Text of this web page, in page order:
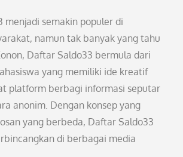
menjadi semakin populer di
namun tak banyak yang tahu
Daftar Saldo33 bermula dari
yang memiliki ide kreatif
platform berbagi informasi seputar
anonim. Dengan konsep yang
yang berbeda, Daftar Saldo33
di berbagai media